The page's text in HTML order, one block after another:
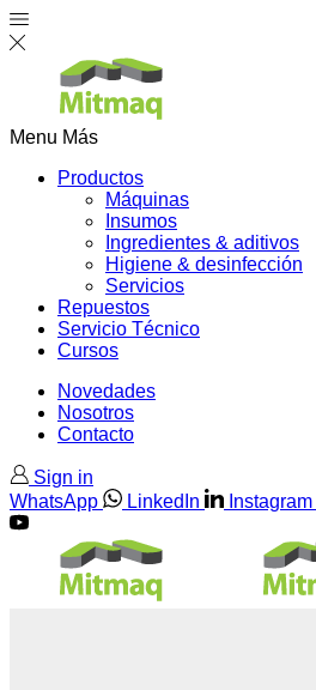
Menu Más
Productos
Máquinas
Insumos
Ingredientes & aditivos
Higiene & desinfección
Servicios
Repuestos
Servicio Técnico
Cursos
Novedades
Nosotros
Contacto
Sign in
WhatsApp
LinkedIn Instagram